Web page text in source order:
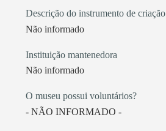
Descrição do instrumento de criação
Não informado
Instituição mantenedora
Não informado
O museu possui voluntários?
- NÃO INFORMADO -